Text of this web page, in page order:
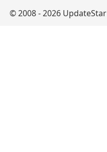
© 2008 - 2026 UpdateStar